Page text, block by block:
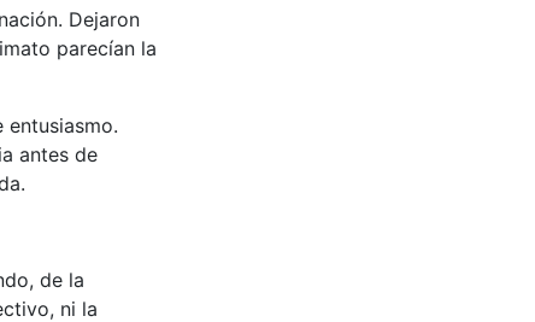
Dejaron
parecían la
antes de
de la
ni la